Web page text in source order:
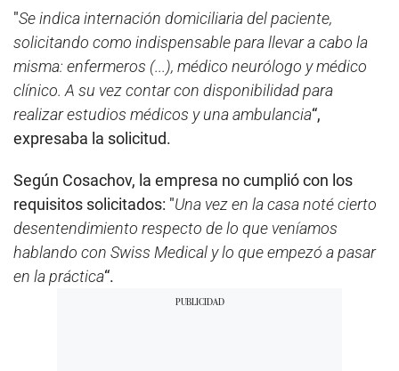
"Se indica internación domiciliaria del paciente,
solicitando como indispensable para llevar a cabo la
misma: enfermeros (...), médico neurólogo y médico
clínico. A su vez contar con disponibilidad para
realizar estudios médicos y una ambulancia“,
expresaba la solicitud.
Según Cosachov, la empresa no cumplió con los
requisitos solicitados: "Una vez en la casa noté cierto
desentendimiento respecto de lo que veníamos
hablando con Swiss Medical y lo que empezó a pasar
en la práctica“.